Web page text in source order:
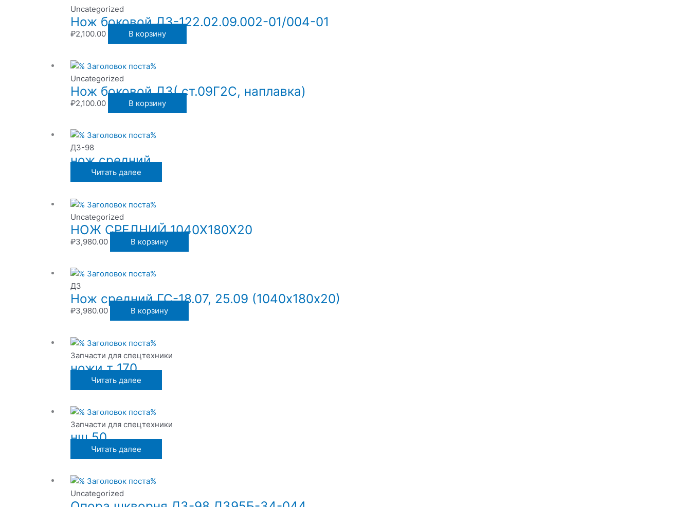
Uncategorized
Нож боковой ДЗ-122.02.09.002-01/004-01
₽2,100.00 В корзину
Uncategorized
Нож боковой ДЗ( ст.09Г2С, наплавка)
₽2,100.00 В корзину
ДЗ-98
нож средний
Читать далее
Uncategorized
НОЖ СРЕДНИЙ 1040Х180Х20
₽3,980.00 В корзину
ДЗ
Нож средний ГС-18.07, 25.09 (1040х180х20)
₽3,980.00 В корзину
Запчасти для спецтехники
ножи т 170
Читать далее
Запчасти для спецтехники
нш 50
Читать далее
Uncategorized